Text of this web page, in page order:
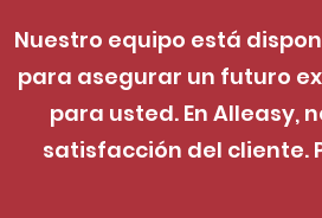
Nuestro equipo está
para asegurar un futuro
para usted. En Alleasy,
satisfacción del cliente.